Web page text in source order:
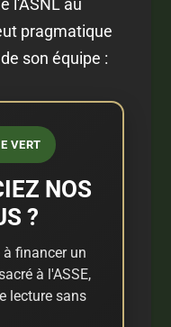
pragmatique
son équipe :
VERT
NOS
?
financer un
à l'ASSE,
lecture sans